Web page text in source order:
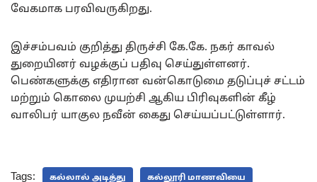
வேகமாக பரவிவருகிறது.
இச்சம்பவம் குறித்து திருச்சி கே.கே. நகர் காவல்
துறையினர் வழக்குப் பதிவு செய்துள்ளனர்.
பெண்களுக்கு எதிரான வன்கொடுமை தடுப்புச் சட்டம்
மற்றும் கொலை முயற்சி ஆகிய பிரிவுகளின் கீழ்
வாலிபர் யாகுல நவீன் கைது செய்யப்பட்டுள்ளார்.
Tags: கல்லால் அடித்து கல்லூரி மாணவியை